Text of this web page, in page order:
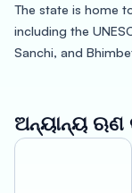
The state is home
including the
Sanchi, and
National Park, and
ଅନ୍ୟାନ୍ୟ ଋଣ